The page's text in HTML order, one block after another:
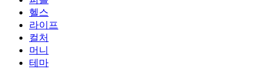
헬스
라이프
컬처
머니
테마